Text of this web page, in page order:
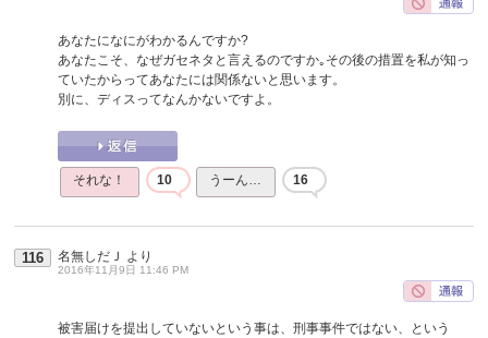
あなたになにがわかるんですか?
あなたこそ、なぜガセネタと言えるのですか｡その後の措置を私が知っ
ていたからってあなたには関係ないと思います。
別に、ディスってなんかないですよ。
それな！ 10 うーん… 16
116 名無しだＪ より
2016年11月9日 11:46 PM
被害届けを提出していないという事は、刑事事件ではない、という